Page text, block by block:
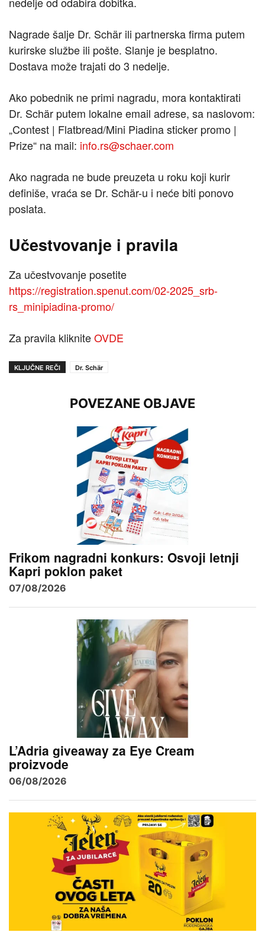
Nagrade šalje Dr. Schär ili partnerska firma putem
kurirske službe ili pošte. Slanje je besplatno.
Dostava može trajati do 3 nedelje.
Ako pobednik ne primi nagradu, mora kontaktirati
Dr. Schär putem lokalne email adrese, sa naslovom:
„Contest | Flatbread/Mini Piadina sticker promo |
Prize“ na mail: info.rs@schaer.com
Ako nagrada ne bude preuzeta u roku koji kurir
definiše, vraća se Dr. Schär-u i neće biti ponovo
poslata.
Učestvovanje i pravila
Za učestvovanje posetite
https://registration.spenut.com/02-2025_srb-
rs_minipiadina-promo/
Za pravila klikniteOVDE
KLJUČNE REČI Dr. Schär
POVEZANE OBJAVE
Frikom nagradni konkurs: Osvoji letnji
Kapri poklon paket
07/08/2026
L’Adria giveaway za Eye Cream
proizvode
06/08/2026